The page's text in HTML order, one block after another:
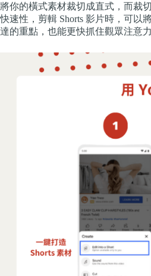
將你的橫式素材裁切成直式，而裁
快速性，剪輯 Shorts 影片時，可以
達的重點，也能更快抓住觀眾注意力